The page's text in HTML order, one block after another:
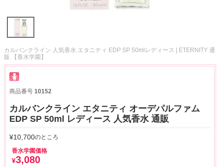
カルバンクライン 人気香水 エタニティ EDP SP 50mlレディース | ETERNITY 通
販 【香水学園】
商品番号 10152
カルバンクライン エタニティ オーデパルファム
EDP SP 50ml レディース 人気香水 通販
¥10,700のところ
香水学園価格
¥3,080